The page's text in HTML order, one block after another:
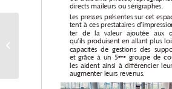
Actualité RICOH été